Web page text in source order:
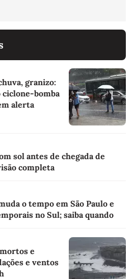
granizo:
ciclone-bomba
alerta
sol antes de chegada de
completa
o tempo em São Paulo e
no Sul; saiba quando
e
e ventos